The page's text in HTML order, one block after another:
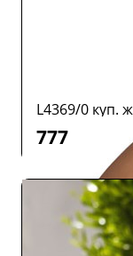
L4369/0 куп.
777